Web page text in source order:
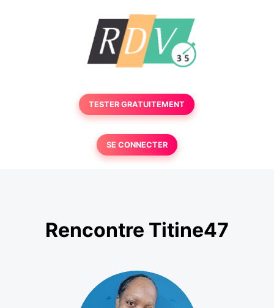
TESTER GRATUITEMENT
SE CONNECTER
Rencontre Titine47